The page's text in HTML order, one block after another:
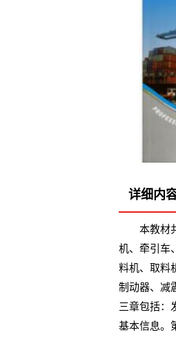
详细内
本教材
机、牵引车
料机、取料
制动器、减
三章包括：
基本信息。